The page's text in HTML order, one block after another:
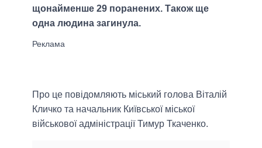
щонайменше 29 поранених. Також ще
одна людина загинула.
Про це повідомляють міський голова Віталій
Кличко та начальник Київської міської
військової адміністрації Тимур Ткаченко.